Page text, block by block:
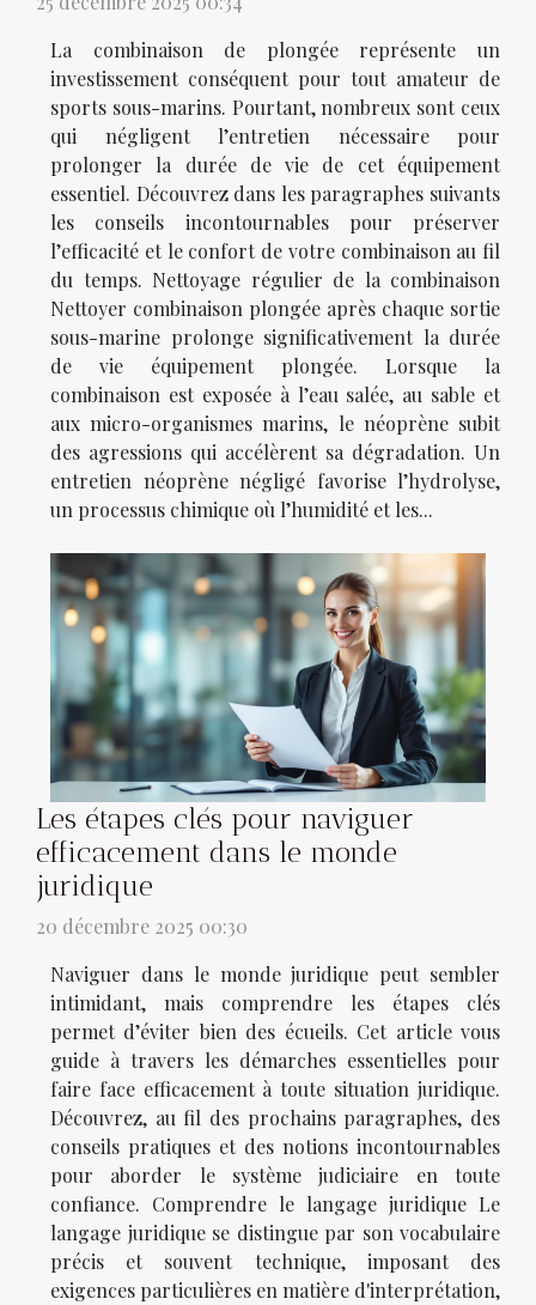
La combinaison de plongée représente un
investissement conséquent pour tout amateur de
sports sous-marins. Pourtant, nombreux sont ceux
qui négligent l’entretien nécessaire pour
prolonger la durée de vie de cet équipement
essentiel. Découvrez dans les paragraphes suivants
les conseils incontournables pour préserver
l’efficacité et le confort de votre combinaison au fil
du temps. Nettoyage régulier de la combinaison
Nettoyer combinaison plongée après chaque sortie
sous-marine prolonge significativement la durée
de vie équipement plongée. Lorsque la
combinaison est exposée à l’eau salée, au sable et
aux micro-organismes marins, le néoprène subit
des agressions qui accélèrent sa dégradation. Un
entretien néoprène négligé favorise l’hydrolyse,
un processus chimique où l’humidité et les...
Les étapes clés pour naviguer
efficacement dans le monde
juridique
20 décembre 2025 00:30
Naviguer dans le monde juridique peut sembler
intimidant, mais comprendre les étapes clés
permet d’éviter bien des écueils. Cet article vous
guide à travers les démarches essentielles pour
faire face efficacement à toute situation juridique.
Découvrez, au fil des prochains paragraphes, des
conseils pratiques et des notions incontournables
pour aborder le système judiciaire en toute
confiance. Comprendre le langage juridique Le
langage juridique se distingue par son vocabulaire
précis et souvent technique, imposant des
exigences particulières en matière d'interprétation,